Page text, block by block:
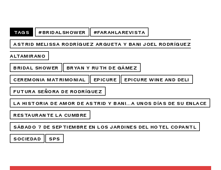
TAGS #BRIDALSHOWER #FARAHLAREVISTA
ASTRID MELISSA RODRÍGUEZ ARGUETA Y BANI JOEL RODRÍGUEZ
ALTAMIRANO
BRIDAL SHOWER BRYAN Y RUTH DE GÁMEZ
CEREMONIA MATRIMONIAL EPICURE EPICURE WINE AND DELI
FUTURA SEÑORA DE RODRÍGUEZ
LA HISTORIA DE AMOR DE ASTRID Y BANI…A UNOS DÍAS DE SU ENLACE
RESTAURANTE LA CUMBRE
SÁBADO 7 DE SEPTIEMBRE EN LOS JARDINES DEL HOTEL COPANTL
SOCIEDAD SPS